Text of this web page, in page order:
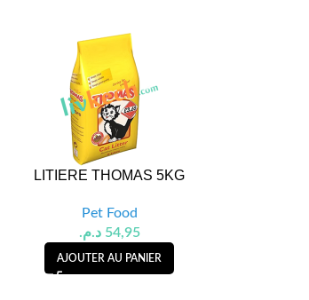
LITIERE THOMAS 5KG
Pet Food
54,95 د.م.
AJOUTER AU PANIER